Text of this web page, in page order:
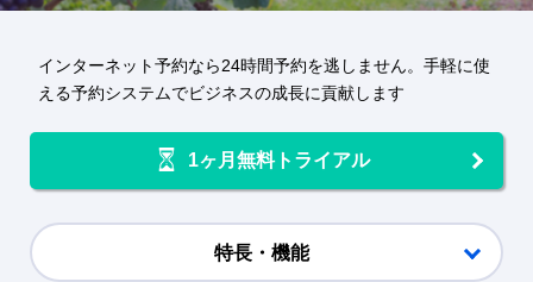
インターネット予約なら24時間予約を逃しません。手軽に使
える予約システムでビジネスの成長に貢献します
1ヶ月無料トライアル
特長・機能